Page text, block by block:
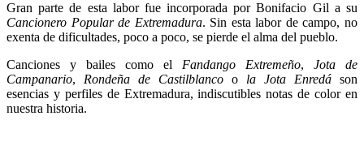
Gran parte de esta labor fue incorporada por Bonifacio Gil a su
Cancionero Popular de Extremadura. Sin esta labor de campo, no
exenta de dificultades, poco a poco, se pierde el alma del pueblo.
Canciones y bailes como el Fandango Extremeño, Jota de
Campanario, Rondeña de Castilblanco o la Jota Enredá son
esencias y perfiles de Extremadura, indiscutibles notas de color en
nuestra historia.